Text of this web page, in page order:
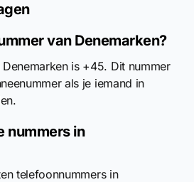
van Denemarken?
is +45. Dit nummer
als je iemand in
nummers in
telefoonnummers in